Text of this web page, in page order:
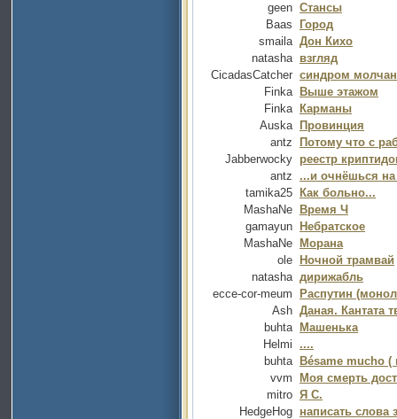
geen Стансы
Baas
Город
smaila Дон Кихо
natasha взгляд
CicadasCatcher синдром
Finka Выше этажом
Finka Карманы
Auska Провинция
antz
Потому что с
Jabberwocky реестр
antz
...и очнёшься
tamika25
Как больно...
MashaNe
Время Ч
gamayun
Небратское
MashaNe
Морана
ole
Ночной трамвай
natasha дирижабль
ecce-cor-meum
Распутин
Ash Даная. Кантата
buhta Машенька
Helmi
....
buhta Bésame mucho (
vvm
Моя смерть
mitro Я С.
HedgeHog написать слова